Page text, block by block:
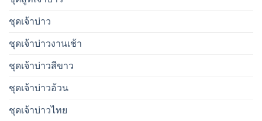
ชุดเจ้าบ่าว
ชุดเจ้าบ่าวงานเช้า
ชุดเจ้าบ่าวสีขาว
ชุดเจ้าบ่าวอ้วน
ชุดเจ้าบ่าวไทย